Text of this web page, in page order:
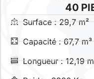
40
Surface : 29,7 m²
Capacité : 67,7 m³
Longueur : 12,19 m